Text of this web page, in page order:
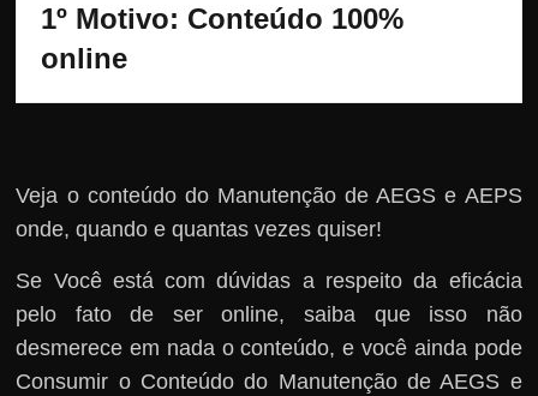
1º Motivo: Conteúdo 100%
online
Veja o conteúdo do Manutenção de AEGS e AEPS
onde, quando e quantas vezes quiser!
Se Você está com dúvidas a respeito da eficácia
pelo fato de ser online, saiba que isso não
desmerece em nada o conteúdo, e você ainda pode
Consumir o Conteúdo do Manutenção de AEGS e